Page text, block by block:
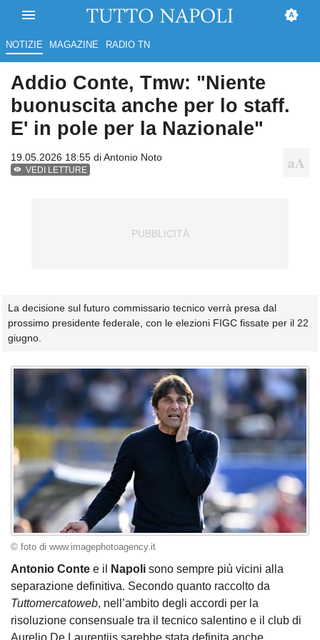
NOTIZIE MAGAZINE RADIO TN
Addio Conte, Tmw: "Niente
buonuscita anche per lo staff.
E' in pole per la Nazionale"
19.05.2026 18:55 diAntonio Noto
VEDI LETTURE
La decisione sul futuro commissario tecnico verrà presa dal
prossimo presidente federale, con le elezioni FIGC fissate per il 22
giugno.
© foto di www.imagephotoagency.it
Antonio Conte e il Napoli sono sempre più vicini alla
separazione definitiva. Secondo quanto raccolto da
Tuttomercatoweb, nell’ambito degli accordi per la
risoluzione consensuale tra il tecnico salentino e il club di